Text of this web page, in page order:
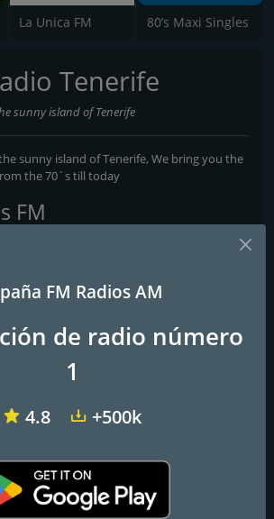
La Unica FM 80’s Maxi Singles
Tenerife
sunny island of Tenerife
sunny island of Tenerife, We bring you the
the 70´s till today
FM
dandyservicetenerife@gmail.com
FM Radios AM
de radio número
1
4.8 +500k